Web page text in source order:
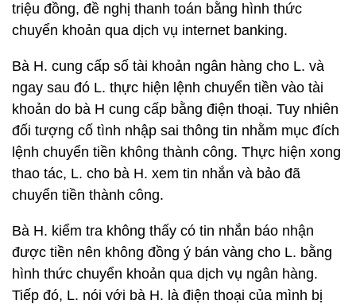
triệu đồng, đề nghị thanh toán bằng hình thức
chuyển khoản qua dịch vụ internet banking.
Bà H. cung cấp số tài khoản ngân hàng cho L. và
ngay sau đó L. thực hiện lệnh chuyển tiền vào tài
khoản do bà H cung cấp bằng điện thoại. Tuy nhiên
đối tượng cố tình nhập sai thông tin nhằm mục đích
lệnh chuyển tiền không thành công. Thực hiện xong
thao tác, L. cho bà H. xem tin nhắn và bảo đã
chuyển tiền thành công.
Bà H. kiểm tra không thấy có tin nhắn báo nhận
được tiền nên không đồng ý bán vàng cho L. bằng
hình thức chuyển khoản qua dịch vụ ngân hàng.
Tiếp đó, L. nói với bà H. là điện thoại của mình bị